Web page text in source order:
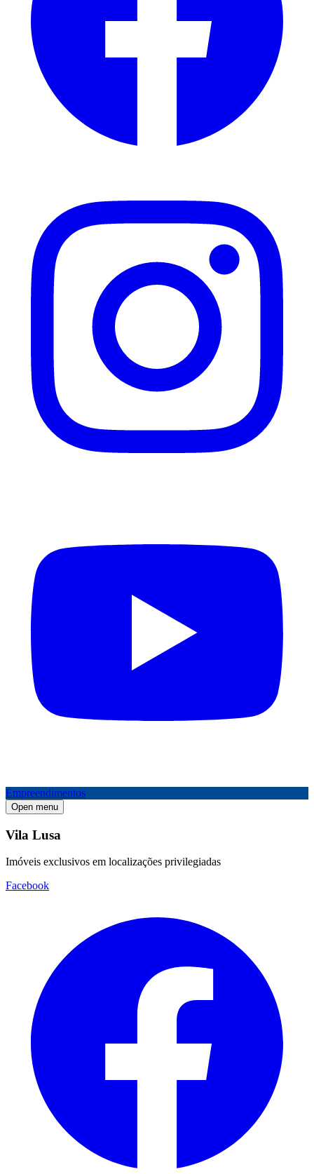
Empreendimentos
Open menu
Vila Lusa
Imóveis exclusivos em localizações privilegiadas
Facebook